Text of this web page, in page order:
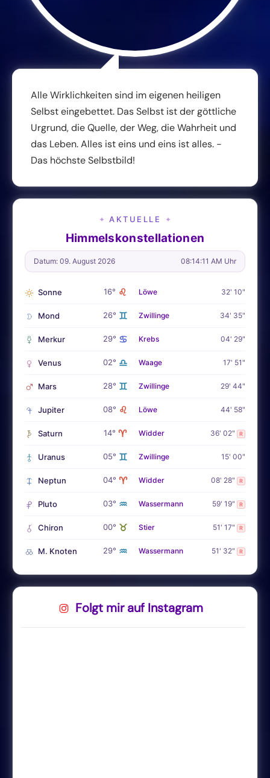
Alle Wirklichkeiten sind im eigenen heiligen
Selbst eingebettet. Das Selbst ist der göttliche
Urgrund, die Quelle, der Weg, die Wahrheit und
das Leben. Alles ist eins und eins ist alles. -
Das höchste Selbstbild!
✦ AKTUELLE ✦
Himmelskonstellationen
Datum: 09. August 2026 08:14:13 AM Uhr
Sonne 16° ♌ Löwe 32' 10"
Mond 26° ♊ Zwillinge 34' 35"
Merkur 29° ♋ Krebs 04' 29"
Venus 02° ♎ Waage 17' 51"
Mars 28° ♊ Zwillinge 29' 44"
Jupiter 08° ♌ Löwe 44' 58"
Saturn 14° ♈ Widder 36' 02" R
Uranus 05° ♊ Zwillinge 15' 00"
Neptun 04° ♈ Widder 08' 28" R
Pluto 03° ♒ Wassermann 59' 19" R
Chiron 00° ♉ Stier 51' 17" R
M. Knoten 29° ♒ Wassermann 51' 32" R
Folgt mir auf Instagram